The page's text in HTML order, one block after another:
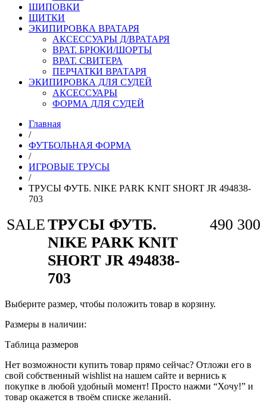
ШИПОВКИ
ЩИТКИ
ЭКИПИРОВКА ВРАТАРЯ
АКСЕССУАРЫ Д/ВРАТАРЯ
ВРАТ. БРЮКИ/ШОРТЫ
ВРАТ. СВИТЕРА
ПЕРЧАТКИ ВРАТАРЯ
ЭКИПИРОВКА ДЛЯ СУДЕЙ
АКСЕССУАРЫ
ФОРМА ДЛЯ СУДЕЙ
Главная
/
ФУТБОЛЬНАЯ ФОРМА
/
ИГРОВЫЕ ТРУСЫ
/
ТРУСЫ ФУТБ. NIKE PARK KNIT SHORT JR 494838-
703
SALEТРУСЫ ФУТБ.
NIKE PARK KNIT
SHORT JR 494838-
703
490 300
Выберите размер, чтобы положить товар в корзину.
Размеры в наличии:
Таблица размеров
Нет возможности купить товар прямо сейчас? Отложи его в
свой собственный wishlist на нашем сайте и вернись к
покупке в любой удобный момент! Просто нажми “Хочу!” и
товар окажется в твоём списке желаний.